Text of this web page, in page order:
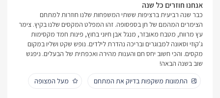
אנחנו חוזרים כל שנה
כבר שנה רביעית ברציפות ששתי המשפחות שלנו חוזרות למתחם
הצימרים המהמם של חן בספסופה. זהו המפלט המקסים שלנו בקיץ. צימר
עץ מרווח, מטבח מאובזר, מנגל אבן חיוני בחוץ, פינות חמד מקסימות
ג'קוזי וסאונה למבוגרים ובריכה נהדרת לילדים. נופש שקט ושליו במקום
מקסים. והכי חשוב יחס חם והענות מהירה ואכפתית של הבעלים. ניפגש
שוב בשנה הבאה!
התמונות משקפות בדיוק את המתחם
מעל המצופה